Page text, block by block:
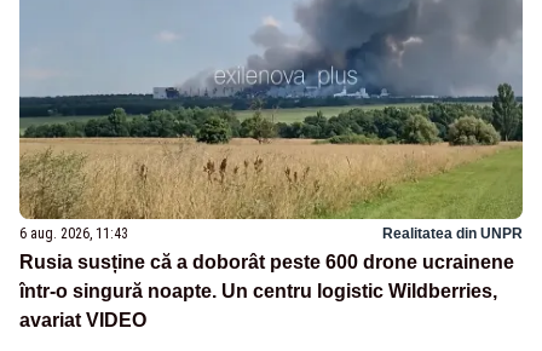
6 aug. 2026, 11:43 Realitatea din UNPR
Rusia susține că a doborât peste 600 drone ucrainene
într-o singură noapte. Un centru logistic Wildberries,
avariat VIDEO